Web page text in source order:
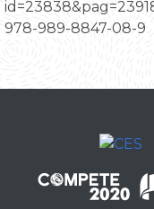
978-989-8847-08-9